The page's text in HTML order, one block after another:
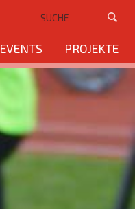
EVENTS PROJEKTE